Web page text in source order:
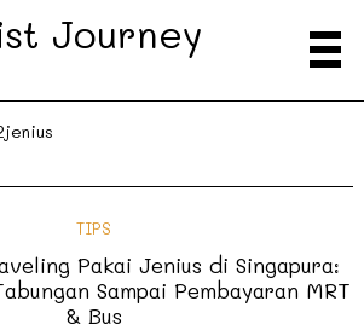
Journey
TIPS
Pakai Jenius di Singapura:
Sampai Pembayaran MRT
& Bus